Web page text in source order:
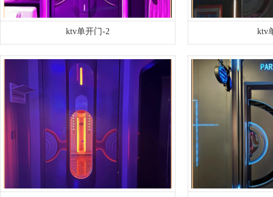
ktv单开门-2 ktv